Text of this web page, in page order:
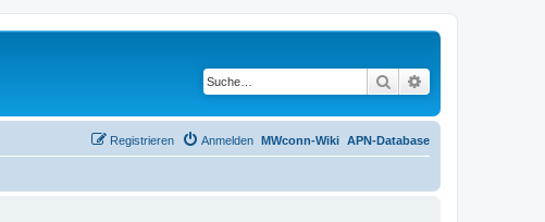
Suche
APN-Database
MWconn-Wiki
Anmelden
Registrieren